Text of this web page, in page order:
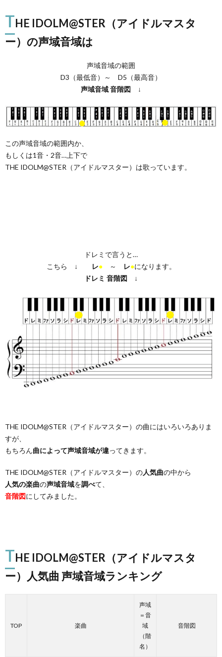
THE IDOLM@STER（アイドルマスタ
ー）の声域音域は
声域音域の範囲
D3（最低音）～ D5（最高音）
声域音域音階図 ↓
この声域音域の範囲内か、
もしくは1音・2音…上下で
THE IDOLM@STER（アイドルマスター）は歌っています。
ドレミで言うと…
こちら ↓
レ●～ レ●になります。
ドレミ 音階図 ↓
THE IDOLM@STER（アイドルマスター）の曲にはいろいろありま
すが、
もちろん曲によって声域音域が違ってきます。
THE IDOLM@STER（アイドルマスター）の人気曲の中から
人気の楽曲の声域音域を調べて、
音階図にしてみました。
THE IDOLM@STER（アイドルマスタ
ー）人気曲 声域音域ランキング
TOP 楽曲
声域
＝音
域
（階
名）
音階図